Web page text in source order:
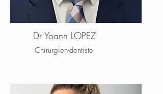
Dr Yoann LOPEZ
Chirurgien-dentiste